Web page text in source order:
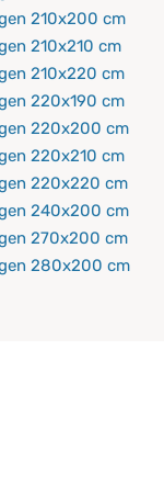
210x200 cm
210x210 cm
210x220 cm
220x190 cm
220x200 cm
220x210 cm
220x220 cm
240x200 cm
270x200 cm
280x200 cm